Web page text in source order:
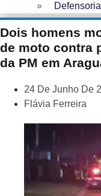
Defensoria
Dois homens
de moto contra
da PM em
24 De Junho De
Flávia Ferreira